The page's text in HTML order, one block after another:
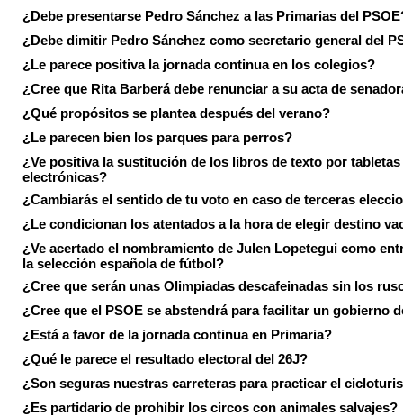
¿Debe presentarse Pedro Sánchez a las Primarias del
¿Debe dimitir Pedro Sánchez como secretario general del
¿Le parece positiva la jornada continua en los colegios?
¿Cree que Rita Barberá debe renunciar a su acta de
¿Qué propósitos se plantea después del verano?
¿Le parecen bien los parques para perros?
¿Ve positiva la sustitución de los libros de texto por tabletas
electrónicas?
¿Cambiarás el sentido de tu voto en caso de terceras
¿Le condicionan los atentados a la hora de elegir destino
¿Ve acertado el nombramiento de Julen Lopetegui como
la selección española de fútbol?
¿Cree que serán unas Olimpiadas descafeinadas sin los
¿Cree que el PSOE se abstendrá para facilitar un gobierno
¿Está a favor de la jornada continua en Primaria?
¿Qué le parece el resultado electoral del 26J?
¿Son seguras nuestras carreteras para practicar el
¿Es partidario de prohibir los circos con animales salvajes?